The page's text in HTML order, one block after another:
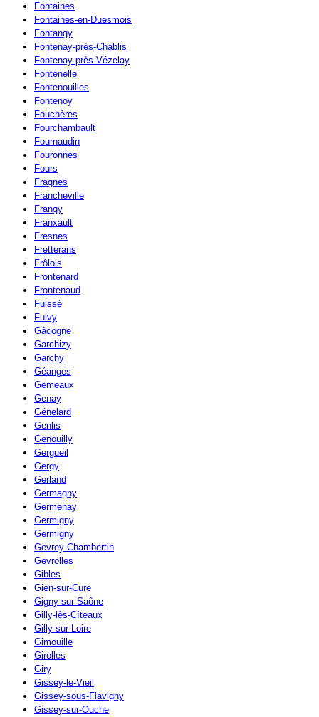
Fontaines
Fontaines-en-Duesmois
Fontangy
Fontenay-près-Chablis
Fontenay-près-Vézelay
Fontenelle
Fontenouilles
Fontenoy
Fouchères
Fourchambault
Fournaudin
Fouronnes
Fours
Fragnes
Francheville
Frangy
Franxault
Fresnes
Fretterans
Frôlois
Frontenard
Frontenaud
Fuissé
Fulvy
Gâcogne
Garchizy
Garchy
Géanges
Gemeaux
Genay
Génelard
Genlis
Genouilly
Gergueil
Gergy
Gerland
Germagny
Germenay
Germigny
Germigny
Gevrey-Chambertin
Gevrolles
Gibles
Gien-sur-Cure
Gigny-sur-Saône
Gilly-lès-Cîteaux
Gilly-sur-Loire
Gimouille
Girolles
Giry
Gissey-le-Vieil
Gissey-sous-Flavigny
Gissey-sur-Ouche